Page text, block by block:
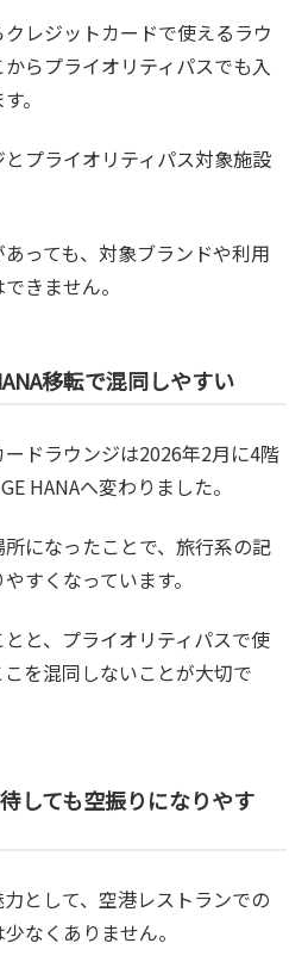
レジットカードで使えるラウ
らプライオリティパスでも入
。
プライオリティパス対象施設
っても、対象ブランドや利用
きません。
移転で混同しやすい
ドラウンジは2026年2月に4階
HANAへ変わりました。
になったことで、旅行系の記
すくなっています。
と、プライオリティパスで使
を混同しないことが大切で
しても空振りになりやす
として、空港レストランでの
なくありません。